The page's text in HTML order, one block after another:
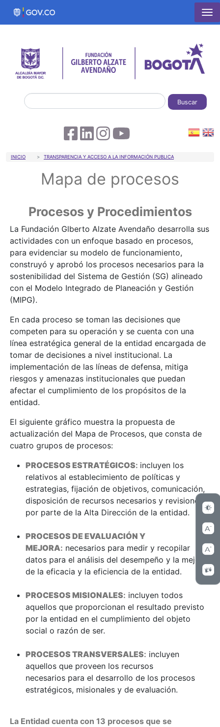
Pasar al contenido principal
Buscar
Sobrescribir enlaces de ayuda a la
INICIO TRANSPARENCIA Y ACCESO A LA INFORMACIÓN PUBLICA
Mapa de procesos
Procesos y Procedimientos
La Fundación Glberto Alzate Avendaño desarrolla sus
actividades con un enfoque basado en procesos,
para evidenciar su modelo de funcionamiento,
construyó y aprobó los procesos necesarios para la
sostenibilidad del Sistema de Gestión (SG) alineado
con el Modelo Integrado de Planeación y Gestión
(MIPG).
En cada proceso se toman las decisiones que
competen para su operación y se cuenta con una
línea estratégica general de la entidad encargada de
tomar de decisiones a nivel institucional. La
implementación de las líneas de defensa, mitiga
riesgos y amenazas institucionales que puedan
afectar el cumplimiento de los propósitos de la
entidad.
El siguiente gráfico muestra la propuesta de
actualización del Mapa de Procesos, que consta de
cuatro grupos de procesos:
PROCESOS ESTRATÉGICOS: incluyen los
relativos al establecimiento de políticas y
estrategias, fijación de objetivos, comunicación,
disposición de recursos necesarios y revisiones
por parte de la Alta Dirección de la entidad.
PROCESOS DE EVALUACIÓN Y
MEJORA: necesarios para medir y recopilar
datos para el análisis del desempeño y la mejora
de la eficacia y la eficiencia de la entidad.
PROCESOS MISIONALES: incluyen todos
aquellos que proporcionan el resultado previsto
por la entidad en el cumplimiento del objeto
social o razón de ser.
PROCESOS TRANSVERSALES: incluyen
aquellos que proveen los recursos
necesarios para el desarrollo de los procesos
estratégicos, misionales y de evaluación.
La Entidad cuenta con 13 procesos que se